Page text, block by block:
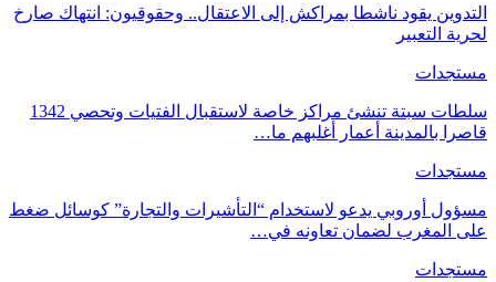
التدوين يقود ناشطا بمراكش إلى الاعتقال.. وحقوقيون: انتهاك صارخ
لحرية التعبير
مستجدات
سلطات سبتة تنشئ مراكز خاصة لاستقبال الفتيات وتحصي 1342
قاصرا بالمدينة أعمار أغلبهم ما…
مستجدات
مسؤول أوروبي يدعو لاستخدام “التأشيرات والتجارة” كوسائل ضغط
على المغرب لضمان تعاونه في…
مستجدات